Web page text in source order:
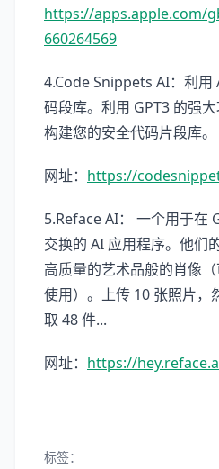
https://apps.apple.com/
660264569
4.Code Snippets AI：利用
码段库。利用 GPT3 的强
构建您的安全代码片段库。
网址： https://
5.Reface AI： 一个用于在
交换的 AI 应用程序。他们
高质量的艺术品般的肖像
使用）。上传 10 张照片，
取 48 件...
网址： https://
标签：